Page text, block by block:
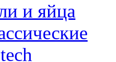
и яйца